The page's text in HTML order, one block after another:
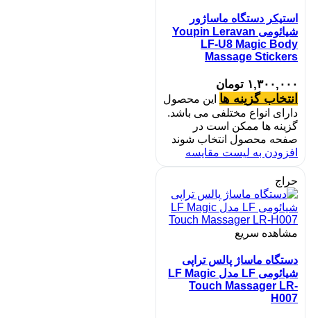
استیکر دستگاه ماساژور
شیائومی Youpin Leravan
LF-U8 Magic Body
Massage Stickers
۱,۳۰۰,۰۰۰ تومان
انتخاب گزینه ها این محصول
دارای انواع مختلفی می باشد.
گزینه ها ممکن است در
صفحه محصول انتخاب شوند
افزودن به لیست مقایسه
حراج
مشاهده سریع
دستگاه ماساژ پالس تراپی
شیائومی LF مدل LF Magic
Touch Massager LR-
H007